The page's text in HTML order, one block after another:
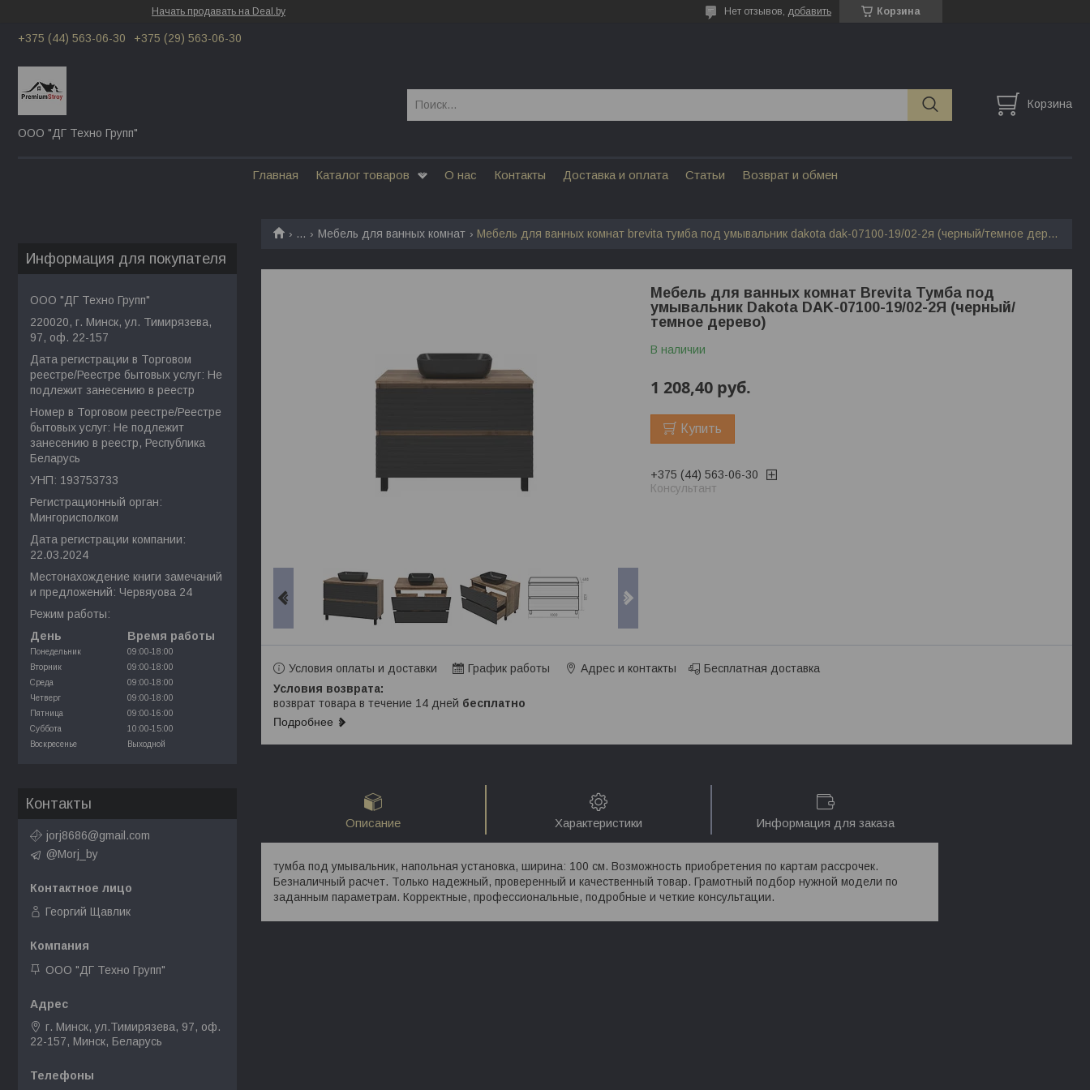
Начать продавать на Deal.by Корзина
Нет отзывов, добавить
+375 (44) 563-06-30 +375 (29) 563-06-30
ООО "ДГ Техно Групп"
Корзина
Главная Каталог товаров О нас Контакты Доставка и оплата Статьи Возврат и обмен
... Мебель для ванных комнат Мебель для ванных комнат brevita тумба под умывальник dakota dak-07100-19/02-2я (черный/темное дерево)
Мебель для ванных комнат Brevita Тумба под
умывальник Dakota DAK-07100-19/02-2Я (черный/
темное дерево)
В наличии
1 208,40 руб.
Купить
+375 (44) 563-06-30
Консультант
Условия оплаты и доставки График работы Адрес и контакты Бесплатная доставка
возврат товара в течение 14 дней бесплатно
Подробнее
Описание Характеристики Информация для заказа
тумба под умывальник, напольная установка, ширина: 100 см. Возможность приобретения по картам рассрочек.
Безналичный расчет. Только надежный, проверенный и качественный товар. Грамотный подбор нужной модели по
заданным параметрам. Корректные, профессиональные, подробные и четкие консультации.
Информация для покупателя
ООО "ДГ Техно Групп"
220020, г. Минск, ул. Тимирязева,
97, оф. 22-157
Дата регистрации в Торговом
реестре/Реестре бытовых услуг: Не
подлежит занесению в реестр
Номер в Торговом реестре/Реестре
бытовых услуг: Не подлежит
занесению в реестр, Республика
Беларусь
УНП: 193753733
Регистрационный орган:
Мингорисполком
Дата регистрации компании:
22.03.2024
Местонахождение книги замечаний
и предложений: Червяуова 24
Режим работы:
День
Время работы
Понедельник
09:00-18:00
Вторник
09:00-18:00
Среда
09:00-18:00
Четверг
09:00-18:00
Пятница
09:00-16:00
Суббота
10:00-15:00
Воскресенье
Выходной
Контакты
jorj8686@gmail.com
@Morj_by
Георгий Щавлик
ООО "ДГ Техно Групп"
г. Минск, ул.Тимирязева, 97, оф.
22-157, Минск, Беларусь